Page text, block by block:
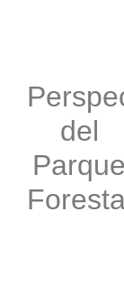
del
Parque